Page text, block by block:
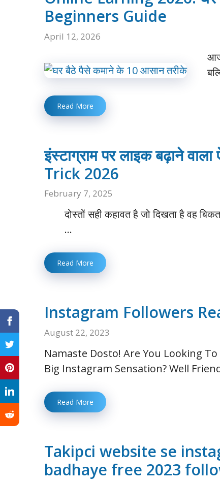
Beginners Guide
April 12, 2026
Read More
इंस्टाग्राम पर लाइक बढ़ाने
Trick 2026
February 7, 2025
दोस्तों सही कहावत है जो दिखता है वह
…
Read More
Instagram Followers
August 22, 2023
Namaste Dosto! Are You Looking
Big Instagram Sensation? Well
Read More
Takipci website se
badhaye free 2023